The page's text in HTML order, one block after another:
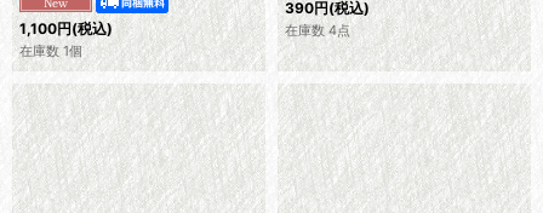
1,100円(税込)
在庫数 1個
390円(税込)
在庫数 4点